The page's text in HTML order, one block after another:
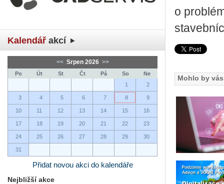
Kalendář akcí
<< Srpen 2026 >>
Po Út St Čt Pá So
Ne
1
2
3 4 5 6 7 8 9
10 11 12 13 14 15 16
17 18 19 20 21 22 23
24 25 26 27 28 29 30
31
Přidat novou akci do kalendáře
Nejbližší akce
o
Mohlo by